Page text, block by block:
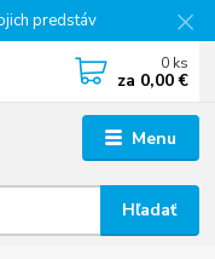
predstáv
Menu
Hľadať
0 ks
za 0,00 €